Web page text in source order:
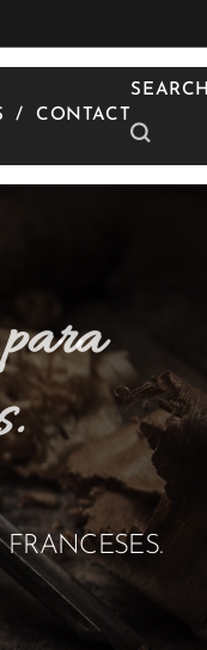
CONTACT
SEARCH